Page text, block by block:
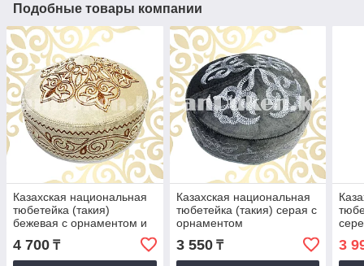
Подобные товары компании
Казахская национальная
тюбетейка (такия)
бежевая с орнаментом и
4 700 ₸
Казахская национальная
тюбетейка (такия) серая с
орнаментом
3 550₸ 3